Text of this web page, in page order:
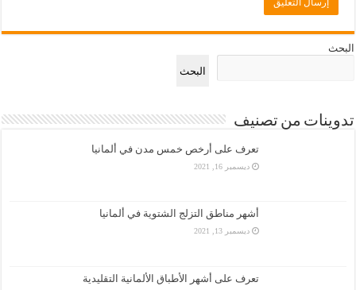
البحث
البحث
تدوينات من تصنيف
تعرف على أرخص خمس مدن في ألمانيا
ديسمبر 16, 2021
أشهر مناطق التزلج الشتوية في ألمانيا
ديسمبر 13, 2021
تعرف على أشهر الأطباق الألمانية التقليدية